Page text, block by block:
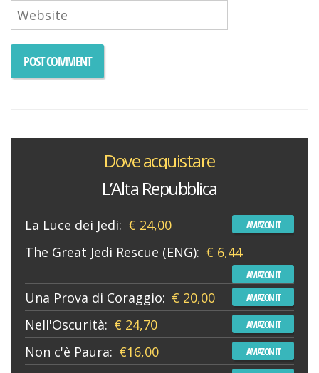
Dove acquistare
L’Alta Repubblica
La Luce dei Jedi: € 24,00 AMAZON IT
The Great Jedi Rescue (ENG): € 6,44
AMAZON IT
Una Prova di Coraggio: € 20,00 AMAZON IT
Nell'Oscurità: € 24,70 AMAZON IT
Non c'è Paura: €16,00 AMAZON IT